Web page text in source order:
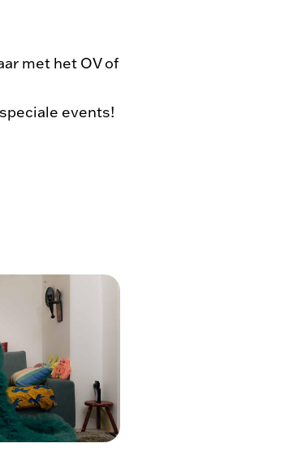
met het OV of
events!